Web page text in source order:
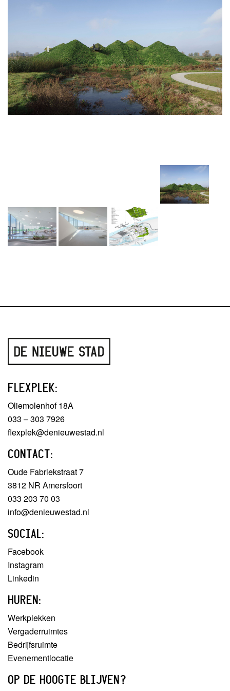
FLEXPLEK:
Oliemolenhof 18A
033 – 303 7926
flexplek@denieuwestad.nl
CONTACT:
Oude Fabriekstraat 7
3812 NR Amersfoort
033 203 70 03
info@denieuwestad.nl
SOCIAL:
Facebook
Instagram
Linkedin
HUREN:
Werkplekken
Vergaderruimtes
Bedrijfsruimte
Evenementlocatie
OP DE HOOGTE BLIJVEN?